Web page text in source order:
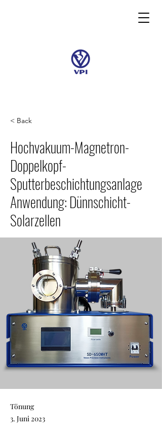
< Back
Hochvakuum-Magnetron-
Doppelkopf-
Sputterbeschichtungsanlage
Anwendung: Dünnschicht-
Solarzellen
Tönung
3. Juni 2023